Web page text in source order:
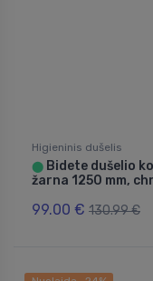
Higieninis dušelis
⬤ Bidete dušelio
žarna 1250 mm,
99.00 € 130.99 €